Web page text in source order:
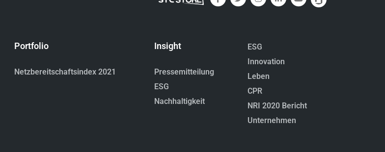
Portfolio
Netzbereitschaftsindex 2021
Insight
Pressemitteilung
ESG
Nachhaltigkeit
ESG
Innovation
Leben
CPR
NRI 2020 Bericht
Unternehmen